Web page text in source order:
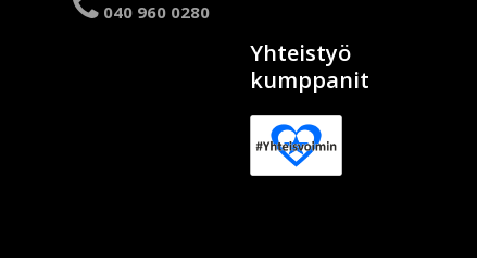
040 960 0280
Yhteistyö
kumppanit